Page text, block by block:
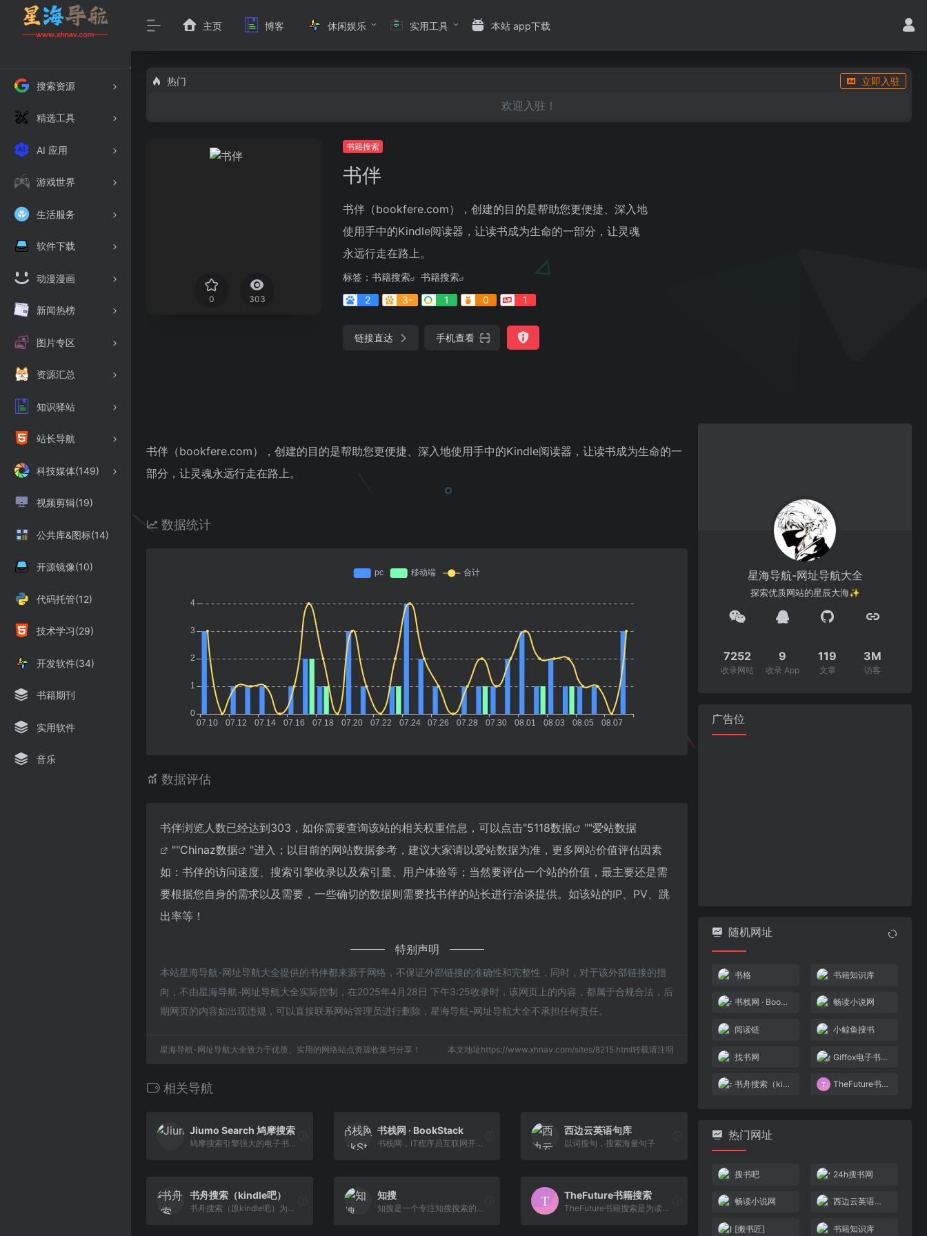
搜索资源
精选工具
AI 应用
游戏世界
生活服务
软件下载
动漫漫画
新闻热榜
图片专区
资源汇总
知识驿站
站长导航
科技媒体(149)
视频剪辑(19)
公共库&图标(14)
开源镜像(10)
代码托管(12)
技术学习(29)
开发软件(34)
书籍期刊
实用软件
音乐
主页 博客 休闲娱乐 实用工具 本站 app下载
热门 立即入驻
欢迎入驻！
0 303
书籍搜索
书伴
书伴（bookfere.com），创建的目的是帮助您更便捷、深入地
使用手中的Kindle阅读器，让读书成为生命的一部分，让灵魂
永远行走在路上。
标签： 书籍搜索
书籍搜索
2
3- 1 0 1
链接直达 手机查看
书伴（bookfere.com），创建的目的是帮助您更便捷、深入地使用手中的Kindle阅读器，让读书成为生命的一
部分，让灵魂永远行走在路上。
数据统计
数据评估
书伴浏览人数已经达到303，如你需要查询该站的相关权重信息，可以点击"5118数据 ""爱站数据
""Chinaz数据
"进入；以目前的网站数据参考，建议大家请以爱站数据为准，更多网站价值评估因素
如：书伴的访问速度、搜索引擎收录以及索引量、用户体验等；当然要评估一个站的价值，最主要还是需
要根据您自身的需求以及需要，一些确切的数据则需要找书伴的站长进行洽谈提供。如该站的IP、PV、跳
出率等！
特别声明
本站星海导航-网址导航大全提供的书伴都来源于网络，不保证外部链接的准确性和完整性，同时，对于该外部链接的指
向，不由星海导航-网址导航大全实际控制，在2025年4月28日 下午3:25收录时，该网页上的内容，都属于合规合法，后
期网页的内容如出现违规，可以直接联系网站管理员进行删除，星海导航-网址导航大全不承担任何责任。
星海导航-网址导航大全致力于优质、实用的网络站点资源收集与分享！ 本文地址https://www.xhnav.com/sites/8215.html转载请注明
相关导航
Jiumo Search 鸠摩搜索
鸠摩搜索引擎强大的电子书搜索
书栈网 · BookStack
书栈网，IT程序员互联网开源编程书籍阅读分享，囊括小程序、前端、后端、移动端、云计算、大数据、区块链、机器学习、人工智能和面试笔试等相关书籍，助你【码】力十足！
西边云英语句库
以词搜句，搜索海量句子
书舟搜索（kindle吧）
书舟搜索（原kindle吧）为kindle用户免费提供海量丰富的电子书籍在线搜索与下载服务，包括mobi/azw3/epub格式，欢迎您的来访。
知搜
知搜是一个专注知搜搜索的搜索引擎，收录网络上的各种书籍资源！
TheFuture书籍搜索
TheFuture书籍搜索是为读书爱好者们打造的电子书搜索引擎，只需输入书名即可快速找到想看的书籍，让获取书籍变得简单快捷！让知识触手可及
星海导航-网址导航大全
探索优质网站的星辰大海✨
7252
收录网站
9
收录 App
119
文章
3M
访客
广告位
随机网址
书格 书籍知识库
书栈网 · BookStack 畅读小说网
阅读链 小鲸鱼搜书
找书网 Giffox电子书搜索
书舟搜索（kindle吧） TheFuture书籍搜索
热门网址
搜书吧 24h搜书网
畅读小说网 西边云英语句库
[搬书匠] 书籍知识库